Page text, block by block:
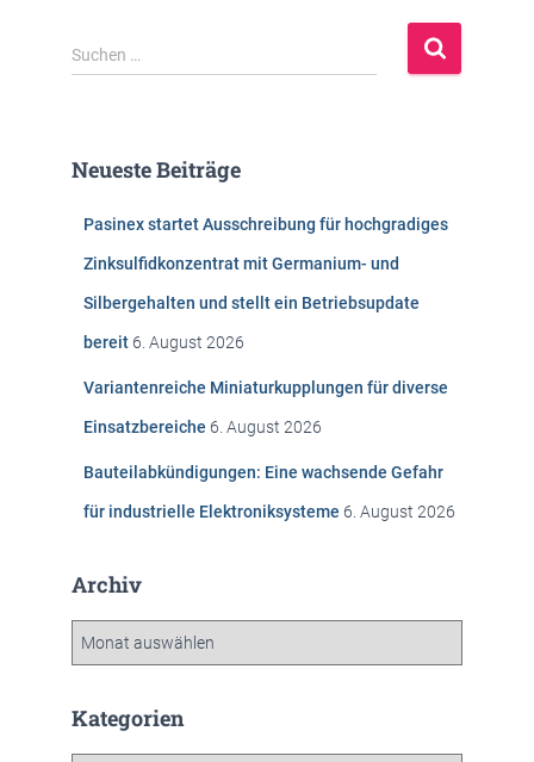
S
u
n
Suchen …
Neueste Beiträge
Pasinex startet Ausschreibung für hochgradiges
Zinksulfidkonzentrat mit Germanium- und
Silbergehalten und stellt ein Betriebsupdate
bereit 6. August 2026
Variantenreiche Miniaturkupplungen für diverse
Einsatzbereiche 6. August 2026
Bauteilabkündigungen: Eine wachsende Gefahr
für industrielle Elektroniksysteme 6. August 2026
Archiv
h
Kategorien